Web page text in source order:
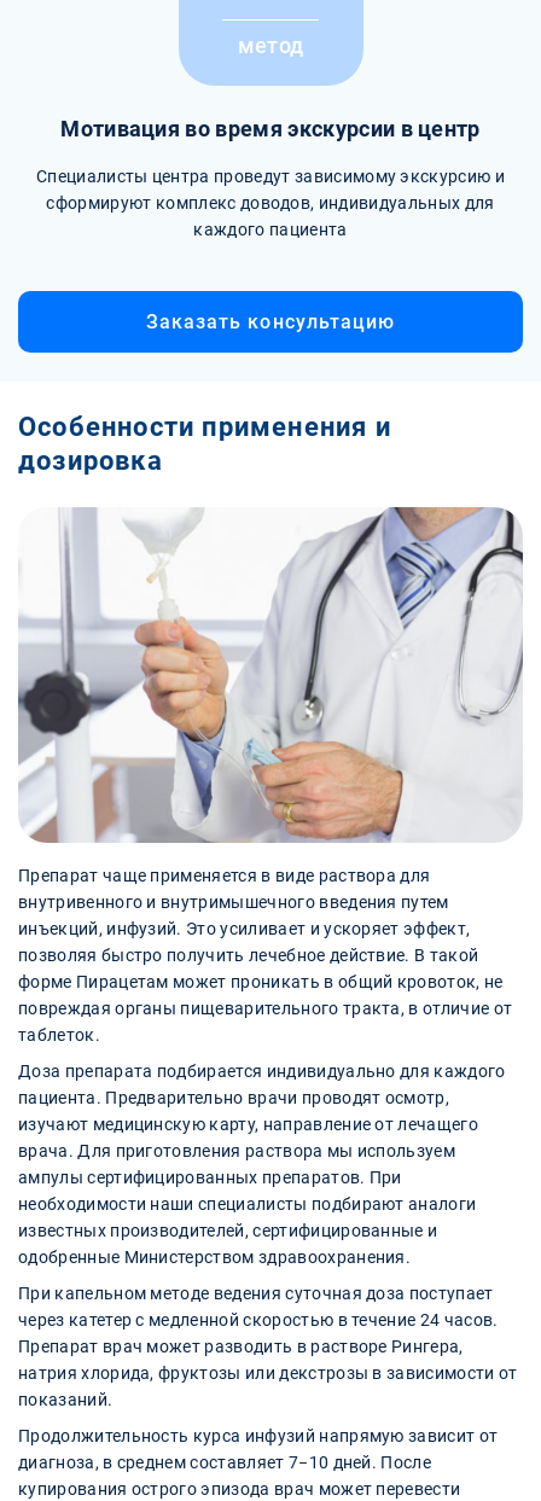
метод
Мотивация во время экскурсии в центр
Специалисты центра проведут зависимому экскурсию и
сформируют комплекс доводов, индивидуальных для
каждого пациента
Заказать консультацию
Особенности применения и
дозировка
Препарат чаще применяется в виде раствора для
внутривенного и внутримышечного введения путем
инъекций, инфузий. Это усиливает и ускоряет эффект,
позволяя быстро получить лечебное действие. В такой
форме Пирацетам может проникать в общий кровоток, не
повреждая органы пищеварительного тракта, в отличие от
таблеток.
Доза препарата подбирается индивидуально для каждого
пациента. Предварительно врачи проводят осмотр,
изучают медицинскую карту, направление от лечащего
врача. Для приготовления раствора мы используем
ампулы сертифицированных препаратов. При
необходимости наши специалисты подбирают аналоги
известных производителей, сертифицированные и
одобренные Министерством здравоохранения.
При капельном методе ведения суточная доза поступает
через катетер с медленной скоростью в течение 24 часов.
Препарат врач может разводить в растворе Рингера,
натрия хлорида, фруктозы или декстрозы в зависимости от
показаний.
Продолжительность курса инфузий напрямую зависит от
диагноза, в среднем составляет 7−10 дней. После
купирования острого эпизода врач может перевести